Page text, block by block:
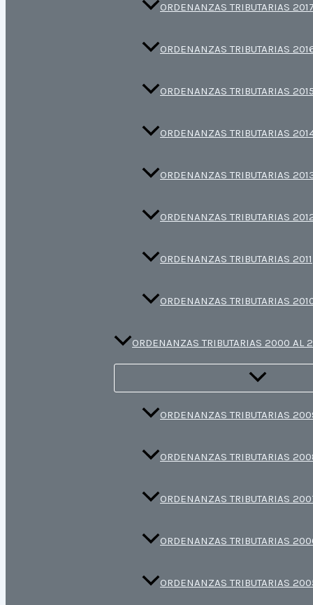
ORDENANZAS TRIBUTARIAS 2017
ORDENANZAS TRIBUTARIAS
ORDENANZAS TRIBUTARIAS 2015
ORDENANZAS TRIBUTARIAS
ORDENANZAS TRIBUTARIAS
ORDENANZAS TRIBUTARIAS
ORDENANZAS TRIBUTARIAS 2011
ORDENANZAS TRIBUTARIAS
ORDENANZAS TRIBUTARIAS 2000 AL
ORDENANZAS TRIBUTARIAS
ORDENANZAS TRIBUTARIAS
ORDENANZAS TRIBUTARIAS
ORDENANZAS TRIBUTARIAS
ORDENANZAS TRIBUTARIAS